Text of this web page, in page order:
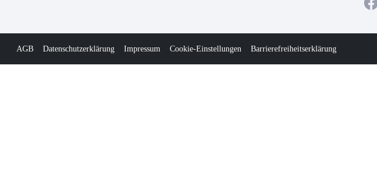
AGB Datenschutzerklärung Impressum Cookie-Einstellungen Barrierefreiheitserklärung